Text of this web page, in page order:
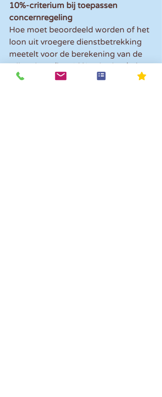
10%-criterium bij toepassen
concernregeling
Hoe moet beoordeeld worden of het
loon uit vroegere dienstbetrekking
meetelt voor de berekening van de
vrije ruimte (het 10%-criterium) als
een werkgever kiest voor toepassing